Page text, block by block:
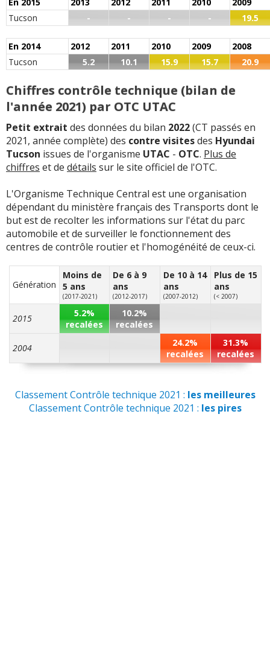
LE BOUCLIER AVANT S'EST DECROCHE ARRACHANT UN
CONNECTEUR QUI SERT POUR LA FIBRE OPTIQUE ET LA
-- Liquide de refroidissement électrique (moteur /
batterie) défaut connu, donc remplacé en concession,
cependant le problème est revenu et cette f ...Lire la
suite >>
-Quelques fois la boite de vitesse auto reste bloqué en 3
, bug électronique non résolu par Hyundai, j'ai rendez-
vous le 26/06/2025 pour voir ce pro ... Lire la suite >>
-Problème de fuite d'eau par les portes boutons au
volant et bouton start stop et bouton D P etR
déformé,usure de l' écran tactile,vanne egr ,régl ...Lire la
suite >>
-Aucun jusqu'ici(+)
+ d'INFOS sur la déclinaison1.6 Hybride
rechargeable 265 ch>>
En 2015 2013 2012 2011 2010
2009
Tucson
- - - - 19.5
En 2014 2012 2011 2010 2009
2008
Tucson
5.2 10.1 15.9 15.7 20.9
Chiffres contrôle technique (bilan de
l'année 2021) par OTC UTAC
Petit extrait des données du bilan 2022(CT passés en
2021, année complète) des contre visitesdes Hyundai
Tucson issues de l'organisme UTAC - OTC. Plus de
chiffres et de détails sur le site officiel de l'OTC.
L'Organisme Technique Central est une organisation
dépendant du ministère français des Transports dont le
but est de recolter les informations sur l'état du parc
automobile et de surveiller le fonctionnement des
centres de contrôle routier et l'homogénéité de ceux-ci.
Génération
Moins de
5 ans
(2017-2021)
De 6 à 9
ans
(2012-2017)
De 10 à 14
ans
(2007-2012)
Plus de 15
ans
(< 2007)
2015
5.2%
recalées
10.2%
recalées
2004
24.2%
recalées
31.3%
recalées
Classement Contrôle technique 2021 : les meilleures
Classement Contrôle technique 2021 : les pires